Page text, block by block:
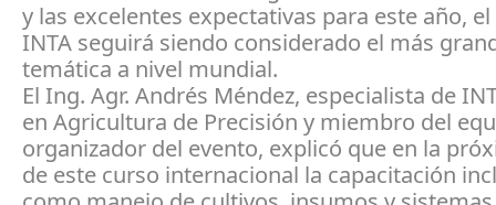
y las excelentes expectativas para este año,
INTA seguirá siendo considerado el más
temática a nivel mundial.
El Ing. Agr. Andrés Méndez, especialista de
en Agricultura de Precisión y miembro del
organizador del evento, explicó que en la
de este curso internacional la capacitación